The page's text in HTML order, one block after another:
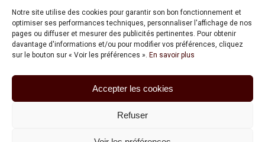
Notre site utilise des cookies pour garantir son bon fonctionnement et
optimiser ses performances techniques, personnaliser l'affichage de nos
pages ou diffuser et mesurer des publicités pertinentes. Pour obtenir
davantage d'informations et/ou pour modifier vos préférences, cliquez
sur le bouton sur « Voir les préférences ». En savoir plus
Accepter les cookies
Refuser